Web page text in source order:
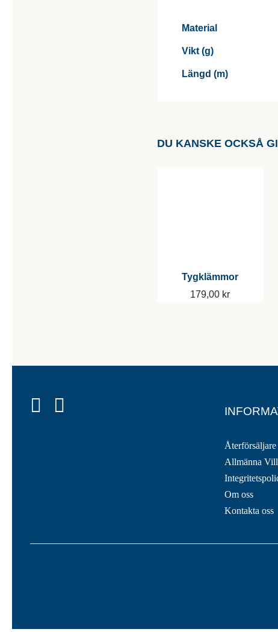
Material
Vikt (g)
Längd (m)
DU KANSKE OCKSÅ
Tygklämmor
179,00 kr
Återförsäljare
Allmänna
Om oss
Kontakta oss